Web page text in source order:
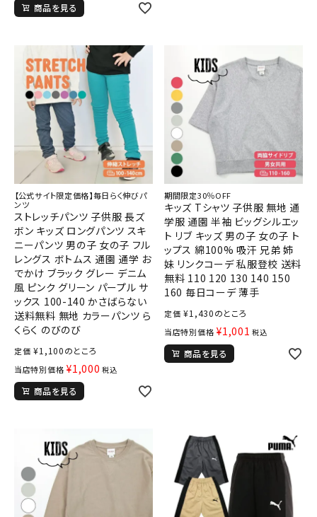
商品を見る
【公式サイト限定価格】毎日らく伸びパ
ンツ
ストレッチパンツ 子供服 長ズ
ボン キッズ ロングパンツ スキ
ニーパンツ 男の子 女の子 フル
レングス ボトムス 通園 通学 お
でかけ ブラック グレー デニム
風 ピンク グリーン パープル サ
ックス 100-140 かさばらない
送料無料 無地 カラーパンツ ら
くらく のびのび
定価 ¥1,100のところ
当店特別価格 ¥1,000 税込
商品を見る
期間限定30％OFF
キッズ Tシャツ 子供服 無地 通
学服 通園 半袖 ビッグシルエッ
ト リブ キッズ 男の子 女の子 ト
ップス 綿100% 吸汗 兄弟 姉
妹 リンクコーデ 私服登校 送料
無料 110 120 130 140 150
160 毎日コーデ 薄手
定価 ¥1,430のところ
当店特別価格 ¥1,001 税込
商品を見る